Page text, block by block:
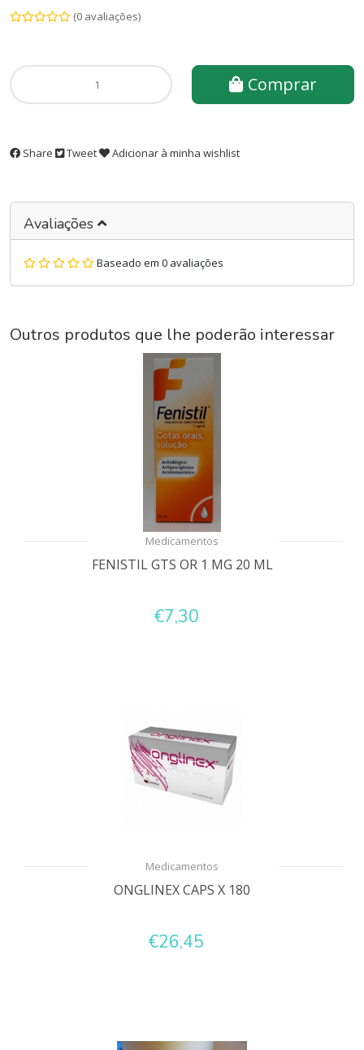
(0 avaliações)
Comprar
Share Tweet Adicionar à minha wishlist
Avaliações
Baseado em 0 avaliações
Outros produtos que lhe poderão interessar
Medicamentos
FENISTIL GTS OR 1 MG 20 ML
€7,30
Medicamentos
ONGLINEX CAPS X 180
€26,45